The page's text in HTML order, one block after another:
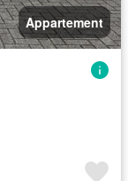
Appartement